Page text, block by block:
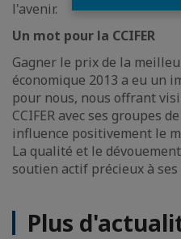
l'avenir.
Un mot pour la CCIFER
Gagner le prix de la
économique 2013 a eu un
pour nous, nous offrant
CCIFER avec ses groupes
influence positivement le
La qualité et le
soutien actif précieux à ses
Plus